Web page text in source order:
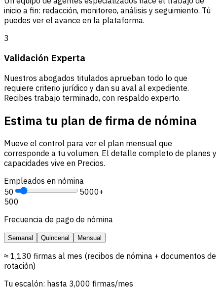
inicio a fin: redacción, monitoreo, análisis y seguimiento. Tú
puedes ver el avance en la plataforma.
3
Validación Experta
Nuestros abogados titulados aprueban todo lo que
requiere criterio jurídico y dan su aval al expediente.
Recibes trabajo terminado, con respaldo experto.
Estima tu plan de firma de nómina
Mueve el control para ver el plan mensual que
corresponde a tu volumen. El detalle completo de planes y
capacidades vive en Precios.
Empleados en nómina
50
5000+
500
Frecuencia de pago de nómina
Semanal Quincenal Mensual
≈ 1,130 firmas al mes (recibos de nómina + documentos de
rotación)
Tu escalón: hasta 3,000 firmas/mes